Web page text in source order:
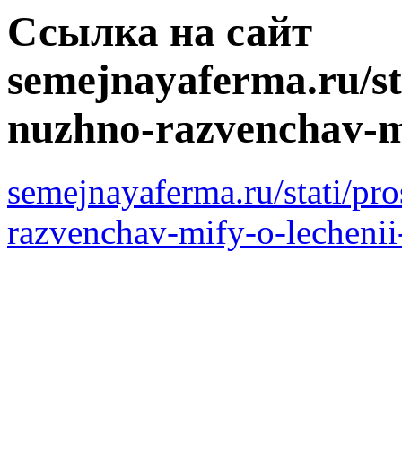
Ссылка на сайт
semejnayaferma.ru/
nuzhno-razvenchav-
semejnayaferma.ru/stati/
razvenchav-mify-o-